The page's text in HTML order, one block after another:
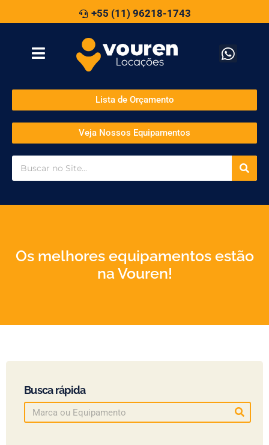
+55 (11) 96218-1743
Lista de Orçamento
Veja Nossos Equipamentos
Os melhores equipamentos estão
na Vouren!
Busca rápida